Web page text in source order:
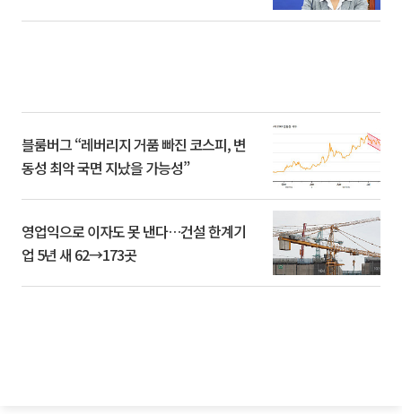
블룸버그 “레버리지 거품 빠진 코스피, 변
동성 최악 국면 지났을 가능성”
영업익으로 이자도 못 낸다…건설 한계기
업 5년 새 62→173곳